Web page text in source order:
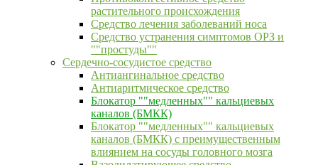
растительного происхождения
Средство лечения заболеваний носа
Средство устранения симптомов ОРЗ и
""простуды""
Сердечно-сосудистое средство
Антиангинальное средство
Антиаритмическое средство
Блокатор ""медленных"" кальциевых
каналов (БМКК)
Блокатор ""медленных"" кальциевых
каналов (БМКК) с преимущественным
влиянием на сосуды головного мозга